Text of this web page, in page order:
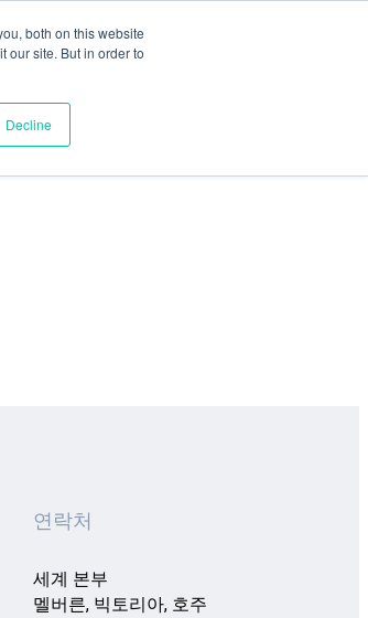
both on this website
our site. But in order to
Decline
연락처
세계 본부
멜버른, 빅토리아, 호주